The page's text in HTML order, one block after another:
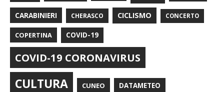
CARABINIERI CHERASCO CICLISMO CONCERTO
COPERTINA COVID-19
COVID-19 CORONAVIRUS
CULTURA CUNEO DATAMETEO